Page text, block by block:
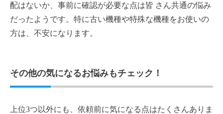
配はないか、事前に確認が必要な点は皆 さん共通の悩み
だったようです。特に古い機種や特殊な機種をお使いの
方は、不安になります。
その他の気になるお悩みもチェック！
上位3つ以外にも、依頼前に気になる点はたくさんありま